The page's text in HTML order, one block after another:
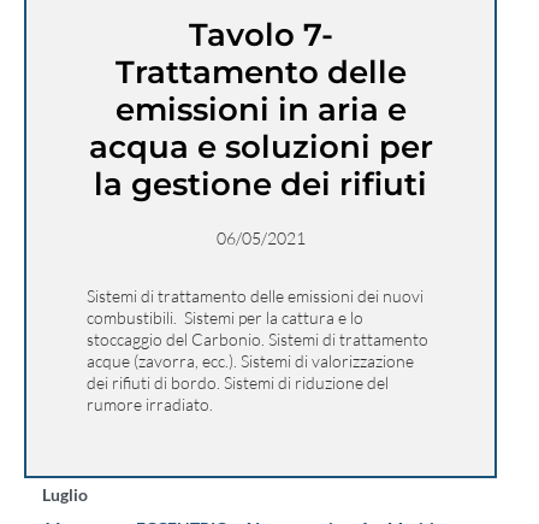
Tavolo 7-
Trattamento delle
emissioni in aria e
acqua e soluzioni per
la gestione dei rifiuti
06/05/2021
Sistemi di trattamento delle emissioni dei nuovi
combustibili. Sistemi per la cattura e lo
stoccaggio del Carbonio. Sistemi di trattamento
acque (zavorra, ecc.). Sistemi di valorizzazione
dei rifiuti di bordo. Sistemi di riduzione del
rumore irradiato.
Luglio